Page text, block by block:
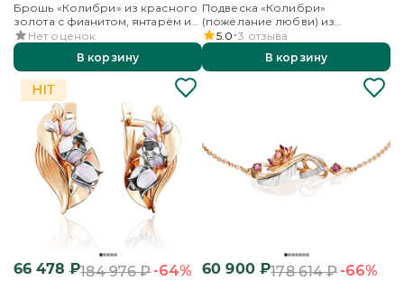
Брошь «Колибри» из красного
золота с фианитом, янтарём и
эмалью
Нет оценок
В корзину
Подвеска «Колибри»
(пожелание любви) из
комбинированного золота с
топазами и эмалью
5.0 3 отзыва
В корзину
66 478 ₽184 976₽-64% 60 900₽178 614₽-66%